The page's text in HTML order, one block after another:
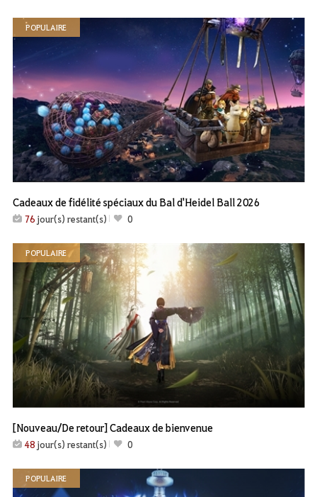
POPULAIRE
Cadeaux de fidélité spéciaux du Bal d'Heidel Ball 2026
76 jour(s) restant(s) 0
POPULAIRE
[Nouveau/De retour] Cadeaux de bienvenue
48 jour(s) restant(s) 0
POPULAIRE